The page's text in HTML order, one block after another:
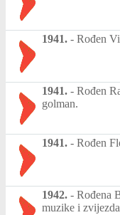
1941. - Rođen
1941. - Rođen
golman.
1941. - Rođen
1942. - Rođena
muzike i